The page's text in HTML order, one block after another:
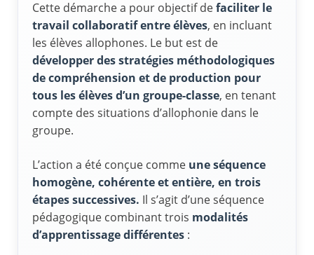
Cette démarche a pour objectif defaciliter le
travail collaboratif entre élèves, en incluant
les élèves allophones. Le but est de
développer des stratégies méthodologiques
de compréhension et de production pour
tous les élèvesd’un groupe-classe, en tenant
compte des situations d’allophonie dans le
groupe.
L’action a été conçue comme une séquence
homogène, cohérente et entière, en trois
étapes successives. Il s’agit d’une séquence
pédagogique combinant trois modalités
d’apprentissage différentes :